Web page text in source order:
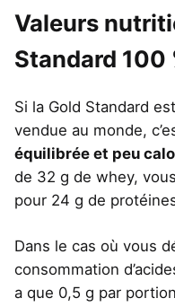
Valeurs
Standard 100
Si la Gold Standard
vendue au monde,
équilibrée et peu
de 32 g de whey,
pour 24 g de
Dans le cas où vous
consommation
a que 0,5 g par